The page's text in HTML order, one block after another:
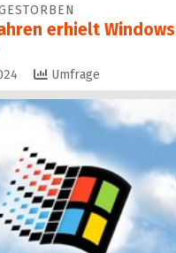
erhielt
Umfrage